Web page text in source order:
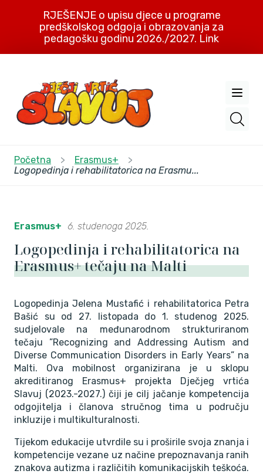
RJEŠENJE o upisu djece u programe
predškolskog odgoja i obrazovanja za
pedagošku godinu 2026./2027. Link
Početna > Erasmus+
>
Logopedinja i rehabilitatorica na Erasmu...
Erasmus+ 6. studenoga 2025.
Logopedinja i rehabilitatorica na
Erasmus+ tečaju na Malti
Logopedinja Jelena Mustafić i rehabilitatorica Petra
Bašić su od 27. listopada do 1. studenog 2025.
sudjelovale na međunarodnom strukturiranom
tečaju ”Recognizing and Addressing Autism and
Diverse Communication Disorders in Early Years” na
Malti. Ova mobilnost organizirana je u sklopu
akreditiranog Erasmus+ projekta Dječjeg vrtića
Slavuj (2023.-2027.) čiji je cilj jačanje kompetencija
odgojitelja i članova stručnog tima u području
inkluzije i multikulturalnosti.
Tijekom edukacije utvrdile su i proširile svoja znanja i
kompetencije vezane uz načine prepoznavanja ranih
znakova autizma i različitih komunikacijskih teškoća.